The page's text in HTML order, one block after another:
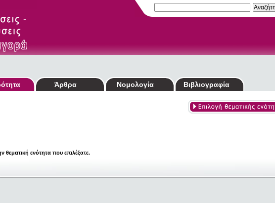
Άρθρα Νομολογία Βιβλιογραφία
θεματική ενότητα που επιλέξατε.